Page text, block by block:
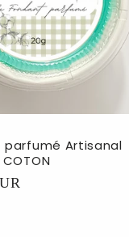
parfumé Artisanal
COTON